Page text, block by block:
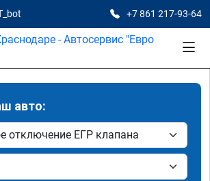
+7 861 217-93-64
авто: